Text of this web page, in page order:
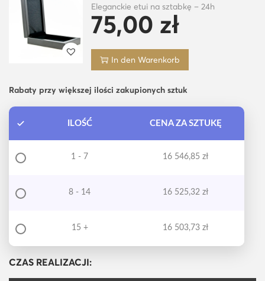
Eleganckie etui na sztabkę – 24h
75,00 zł
In den Warenkorb
Rabaty przy większej ilości zakupionych sztuk
ILOŚĆ CENA ZA SZTUKĘ
1 - 7 16 546,85 zł
8 - 14 16 525,32 zł
15 + 16 503,73 zł
CZAS REALIZACJI: